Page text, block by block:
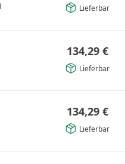
Lieferbar
134,29 €
Lieferbar
134,29 €
Lieferbar